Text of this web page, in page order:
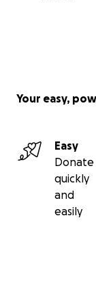
Your easy,
Easy
Donate
quickly
and
easily